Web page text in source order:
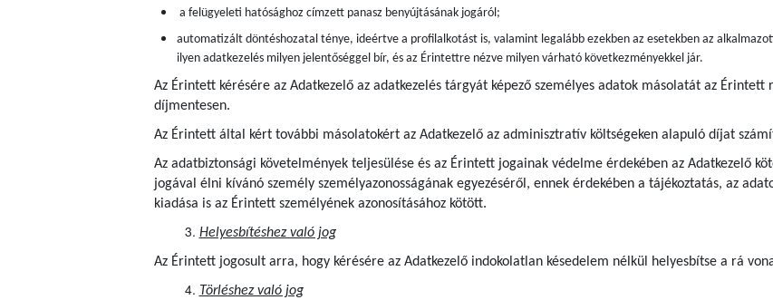
a felügyeleti hatósághoz címzett panasz benyújtásának jogáról;
automatizált döntéshozatal ténye, ideértve a profilalkotást is, valamint legalább ezekben az esetekben az
ilyen adatkezelés milyen jelentőséggel bír, és az Érintettre nézve milyen várható következményekkel jár.
Az Érintett kérésére az Adatkezelő az adatkezelés tárgyát képező személyes adatok másolatát az Érintett
díjmentesen.
Az Érintett által kért további másolatokért az Adatkezelő az adminisztratív költségeken alapuló díjat
Az adatbiztonsági követelmények teljesülése és az Érintett jogainak védelme érdekében az Adatkezelő
jogával élni kívánó személy személyazonosságának egyezéséről, ennek érdekében a tájékoztatás, az
kiadása is az Érintett személyének azonosításához kötött.
Helyesbítéshez való jog
Az Érintett jogosult arra, hogy kérésére az Adatkezelő indokolatlan késedelem nélkül helyesbítse a rá
Törléshez való jog